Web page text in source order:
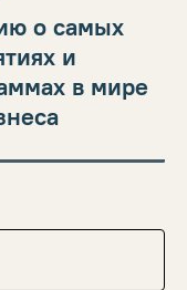
о самых
и
в мире